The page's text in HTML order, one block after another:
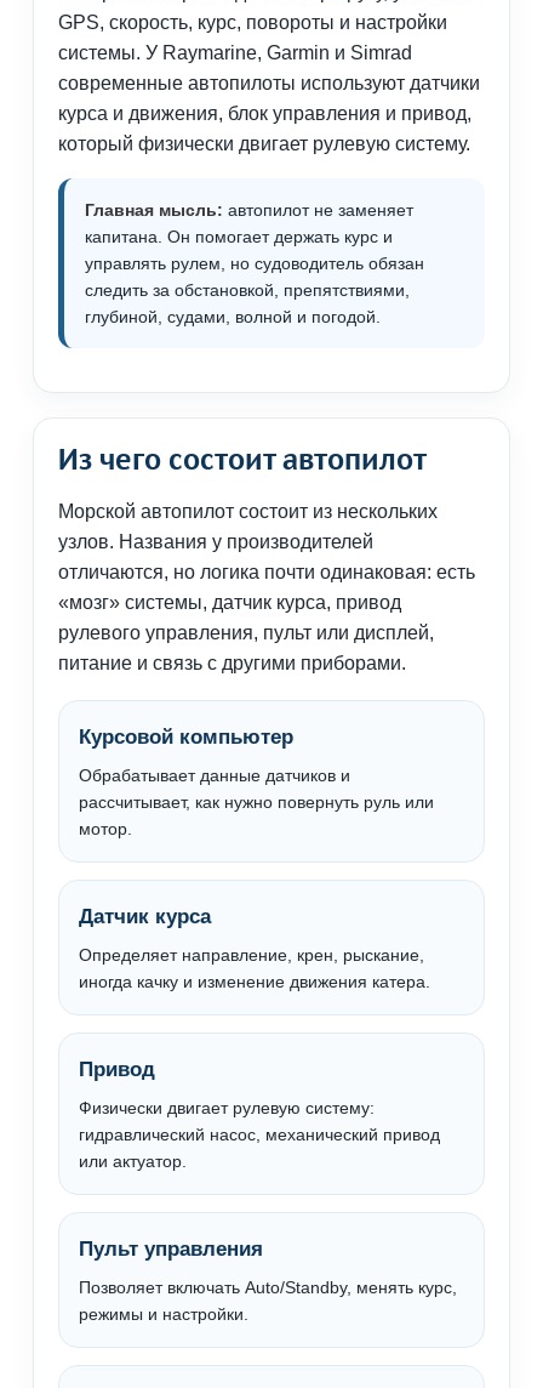
GPS, скорость, курс, повороты и настройки
системы. У Raymarine, Garmin и Simrad
современные автопилоты используют датчики
курса и движения, блок управления и привод,
который физически двигает рулевую систему.
Главная мысль: автопилот не заменяет
капитана. Он помогает держать курс и
управлять рулем, но судоводитель обязан
следить за обстановкой, препятствиями,
глубиной, судами, волной и погодой.
Из чего состоит автопилот
Морской автопилот состоит из нескольких
узлов. Названия у производителей
отличаются, но логика почти одинаковая: есть
«мозг» системы, датчик курса, привод
рулевого управления, пульт или дисплей,
питание и связь с другими приборами.
Курсовой компьютер
Обрабатывает данные датчиков и
рассчитывает, как нужно повернуть руль или
мотор.
Датчик курса
Определяет направление, крен, рыскание,
иногда качку и изменение движения катера.
Привод
Физически двигает рулевую систему:
гидравлический насос, механический привод
или актуатор.
Пульт управления
Позволяет включать Auto/Standby, менять курс,
режимы и настройки.